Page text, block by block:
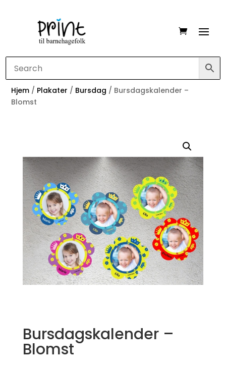
Hjem / Plakater / Bursdag / Bursdagskalender –
Blomst
Bursdagskalender –
Blomst